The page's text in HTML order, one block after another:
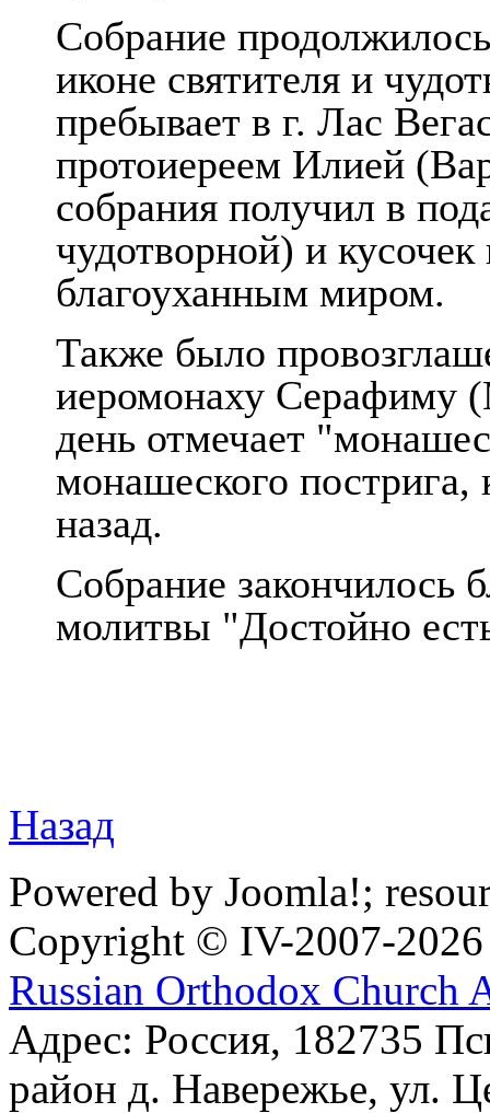
Собрание
иконе святителя и
пребывает в г. Лас
протоиереем Илией
собрания получил в
чудотворной) и
благоуханным миром.
Также было
иеромонаху Серафиму
день отмечает
монашеского пострига,
назад.
Собрание закончилось
молитвы "Достойно
Назад
Powered by Joomla!;
Copyright © IV-2007-2026
Russian Orthodox Church
Адрес: Россия, 182735
район д. Навережье, ул.